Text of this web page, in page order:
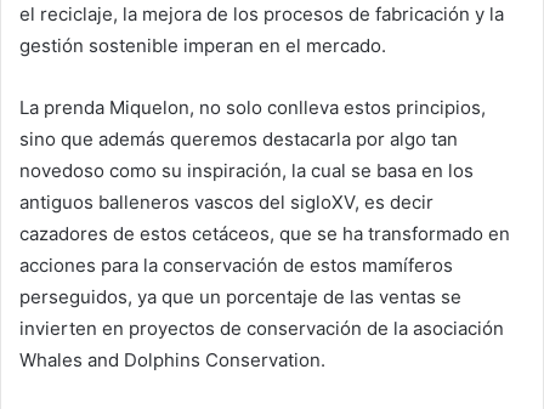
el reciclaje, la mejora de los procesos de fabricación y la
gestión sostenible imperan en el mercado.
La prenda Miquelon, no solo conlleva estos principios,
sino que además queremos destacarla por algo tan
novedoso como su inspiración, la cual se basa en los
antiguos balleneros vascos del sigloXV, es decir
cazadores de estos cetáceos, que se ha transformado en
acciones para la conservación de estos mamíferos
perseguidos, ya que un porcentaje de las ventas se
invierten en proyectos de conservación de la asociación
Whales and Dolphins Conservation.